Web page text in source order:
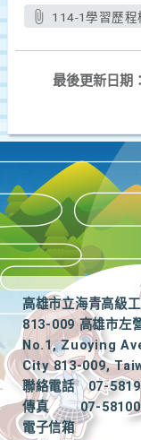
114-1學習歷
最後更新日期：
高雄市立海青高級
813-009 高雄市左
No.1, Zuoying
City 813-009,
聯絡電話
07-
傳真
07-
電子信箱